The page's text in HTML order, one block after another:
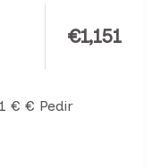
€1,151
€ € Pedir